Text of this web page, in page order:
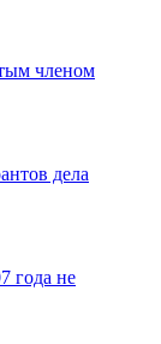
членом
дела
года не